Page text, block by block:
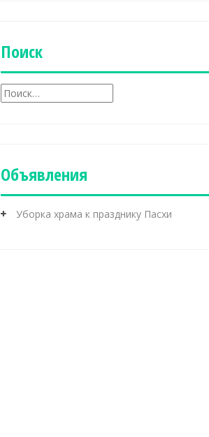
к
иПоиск
Н
а
Объявления
Уборка храма к празднику Пасхи